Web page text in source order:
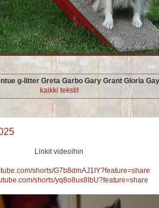
g-litter Greta Garbo Gary Grant Gloria
kaikki tekstit
Linkit videoihin
shorts/G7b8dmAJ1IY?feature=share
shorts/yq8o8ux8lbU?feature=share